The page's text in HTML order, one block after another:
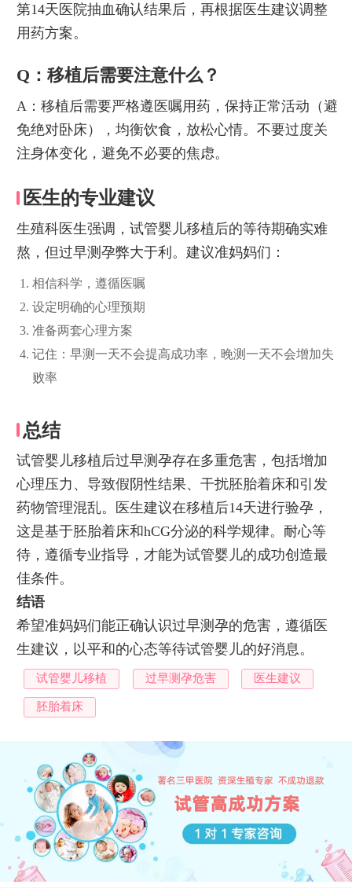
第14天医院抽血确认结果后，再根据医生建议调整
用药方案。
Q：移植后需要注意什么？
A：移植后需要严格遵医嘱用药，保持正常活动（避
免绝对卧床），均衡饮食，放松心情。不要过度关
注身体变化，避免不必要的焦虑。
医生的专业建议
生殖科医生强调，试管婴儿移植后的等待期确实难
熬，但过早测孕弊大于利。建议准妈妈们：
相信科学，遵循医嘱
设定明确的心理预期
准备两套心理方案
记住：早测一天不会提高成功率，晚测一天不会增加失
败率
总结
试管婴儿移植后过早测孕存在多重危害，包括增加
心理压力、导致假阴性结果、干扰胚胎着床和引发
药物管理混乱。医生建议在移植后14天进行验孕，
这是基于胚胎着床和hCG分泌的科学规律。耐心等
待，遵循专业指导，才能为试管婴儿的成功创造最
佳条件。
结语
希望准妈妈们能正确认识过早测孕的危害，遵循医
生建议，以平和的心态等待试管婴儿的好消息。
试管婴儿移植 过早测孕危害 医生建议
胚胎着床